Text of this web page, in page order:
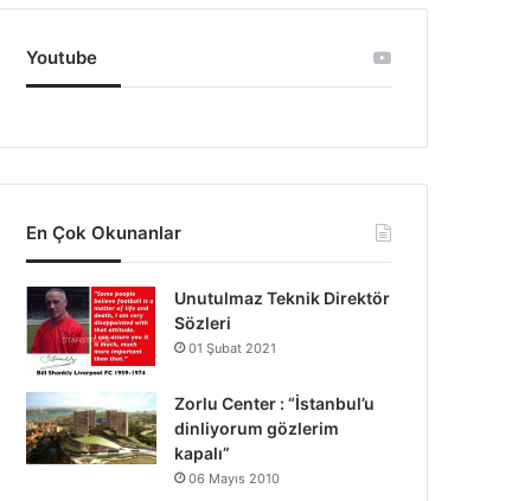
Youtube
En Çok Okunanlar
Unutulmaz Teknik Direktör
Sözleri
01 Şubat 2021
Zorlu Center : “İstanbul’u
dinliyorum gözlerim
kapalı”
06 Mayıs 2010